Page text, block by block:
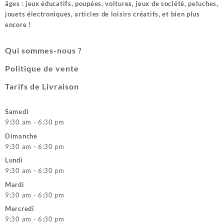
âges : jeux éducatifs, poupées, voitures, jeux de société, peluches,
jouets électroniques, articles de loisirs créatifs, et bien plus
encore !
Qui sommes-nous ?
Politique de vente
Tarifs de Livraison
Samedi
9:30 am - 6:30 pm
Dimanche
9:30 am - 6:30 pm
Lundi
9:30 am - 6:30 pm
Mardi
9:30 am - 6:30 pm
Mercredi
9:30 am - 6:30 pm